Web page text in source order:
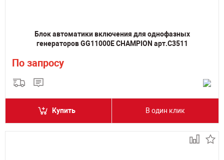
Блок автоматики включения для однофазных
генераторов GG11000E CHAMPION арт.C3511
По запросу
Купить В один клик